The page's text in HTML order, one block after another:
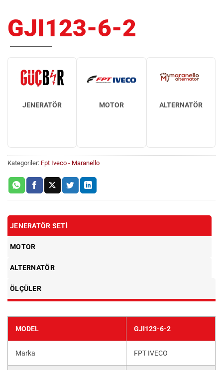
GJI123-6-2
JENERATÖR MOTOR ALTERNATÖR
Kategoriler: Fpt Iveco - Maranello
JENERATÖR SETI
MOTOR
ALTERNATÖR
ÖLÇÜLER
MODEL GJI123-6-2
Marka FPT IVECO